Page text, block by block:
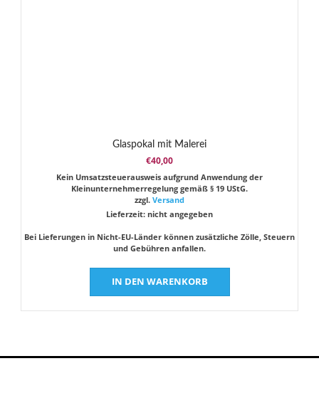
Glaspokal mit Malerei
€40,00
Kein Umsatzsteuerausweis aufgrund Anwendung der
Kleinunternehmerregelung gemäß § 19 UStG.
zzgl. Versand
Lieferzeit: nicht angegeben
Bei Lieferungen in Nicht-EU-Länder können zusätzliche Zölle, Steuern
und Gebühren anfallen.
IN DEN WARENKORB